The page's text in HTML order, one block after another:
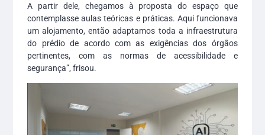
A partir dele, chegamos à proposta do espaço que
contemplasse aulas teóricas e práticas. Aqui funcionava
um alojamento, então adaptamos toda a infraestrutura
do prédio de acordo com as exigências dos órgãos
pertinentes, com as normas de acessibilidade e
segurança”, frisou.